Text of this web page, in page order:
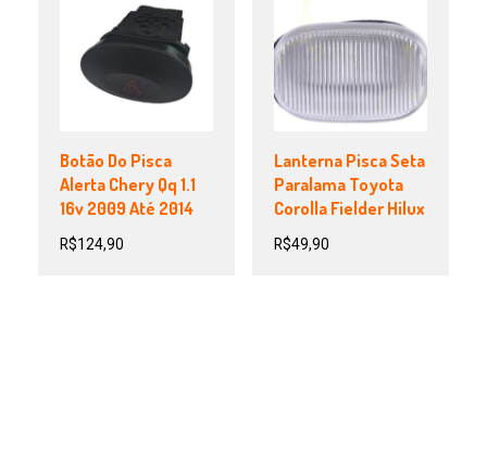
Botão Do Pisca
Alerta Chery Qq 1.1
16v 2009 Até 2014
R$124,90
Lanterna Pisca Seta
Paralama Toyota
Corolla Fielder Hilux
R$49,90